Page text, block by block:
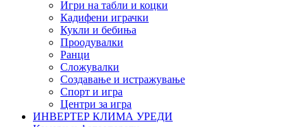
Игри на табли и коцки
Кадифени играчки
Кукли и бебиња
Проодувалки
Ранци
Сложувалки
Создавање и истражување
Спорт и игра
Центри за игра
ИНВЕРТЕР КЛИМА УРЕДИ